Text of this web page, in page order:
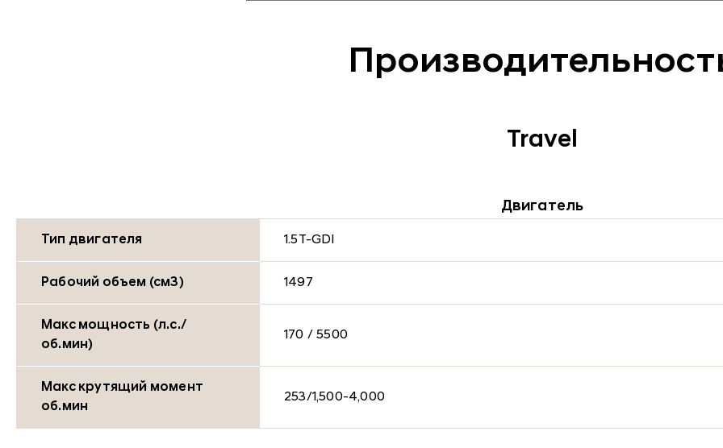
Travel
Двигатель
Тип двигателя 1.5T-GDI
Рабочий объем (см3) 1497
Макс мощность (л.с./
об.мин)
170 / 5500
Макс крутящий момент
об.мин
253/1,500-4,000